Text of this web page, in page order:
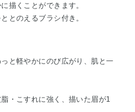
描くことができます。
とのえるブラシ付き。
と軽やかにのび広がり、肌と一
・こすれに強く、描いた眉が1